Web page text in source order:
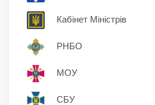
Кабінет Міністрів
РНБО
МОУ
СБУ